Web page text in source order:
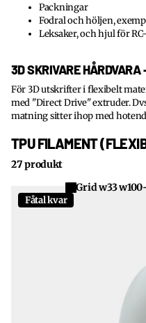
Packningar
Fodral och höljen,
Leksaker, och hjul för
3D SKRIVARE HÅRDVARA
För 3D utskrifter i flexibelt
med "Direct Drive" extruder.
matning sitter ihop med
TPU FILAMENT
27 produkt
Grid w33
Fåtal kvar